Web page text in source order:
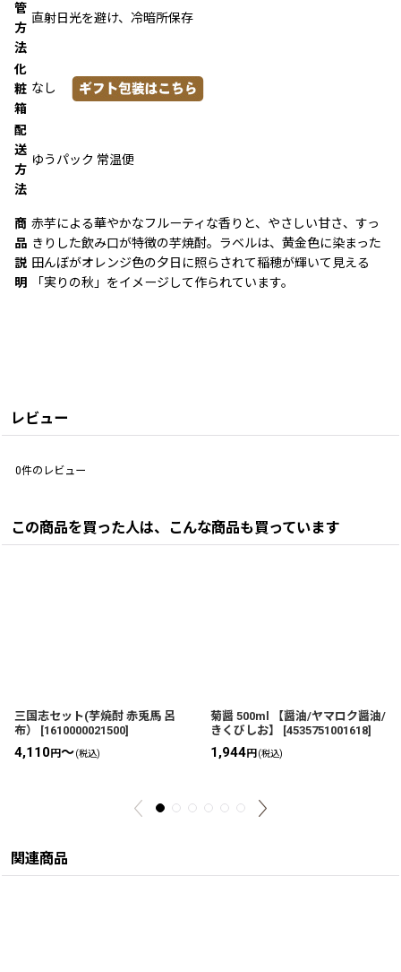
管
方
法
直射日光を避け、冷暗所保存
化
粧
箱
なし
配
送
方
法
ゆうパック 常温便
商
品
説
明
赤芋による華やかなフルーティな香りと、やさしい甘さ、すっ
きりした飲み口が特徴の芋焼酎。ラベルは、黄金色に染まった
田んぼがオレンジ色の夕日に照らされて稲穂が輝いて見える
「実りの秋」をイメージして作られています。
レビュー
0件のレビュー
この商品を買った人は、こんな商品も買っています
三国志セット(芋焼酎 赤兎馬 呂
布）
[1610000021500]
4,110円～(税込)
菊醤 500ml 【醤油/ヤマロク醤油/
きくびしお】
[4535751001618]
1,944円 (税込)
関連商品